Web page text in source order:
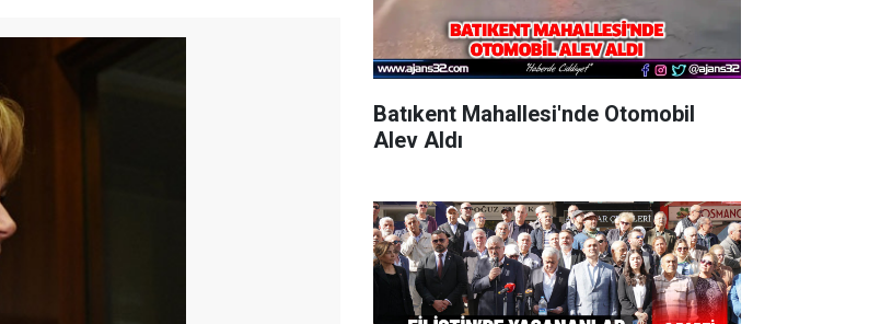
Batıkent Mahallesi'nde Otomobil
Alev Aldı